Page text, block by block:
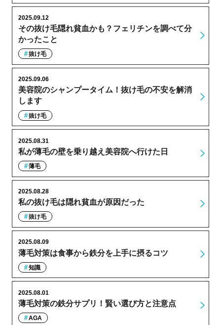
その抜け毛隠れ貧血かも？フェリチンを調べて分
かったこと
2025.09.12
抜け毛
美容院のシャンプータイム！抜け毛の不安を解消
します
2025.09.06
抜け毛
私が薄毛の壁を乗り越え美容院へ行けた日
2025.08.31
薄毛
私の抜け毛は隠れ貧血が原因だった
2025.08.28
抜け毛
薄毛対策は食事から鉄分を上手に摂るコツ
2025.08.09
知識
薄毛対策の鉄分サプリ！賢い選び方と注意点
2025.08.01
AGA